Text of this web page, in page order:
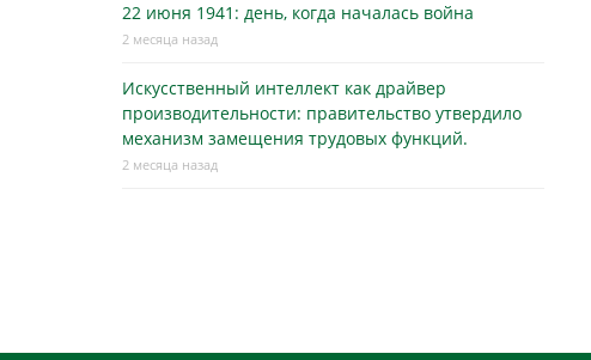
22 июня 1941: день, когда началась война
2 месяца назад
Искусственный интеллект как драйвер
производительности: правительство утвердило
механизм замещения трудовых функций.
2 месяца назад